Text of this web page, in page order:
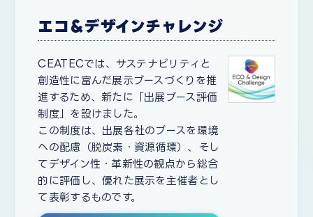
エコ＆デザインチャレンジ
CEATECでは、サステナビリティと
創造性に富んだ展示ブースづくりを推
進するため、新たに「出展ブース評価
制度」を設けました。
この制度は、出展各社のブースを環境
への配慮（脱炭素・資源循環）、そし
てデザイン性・革新性の観点から総合
的に評価し、優れた展示を主催者とし
て表彰するものです。